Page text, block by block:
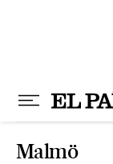
Malmö